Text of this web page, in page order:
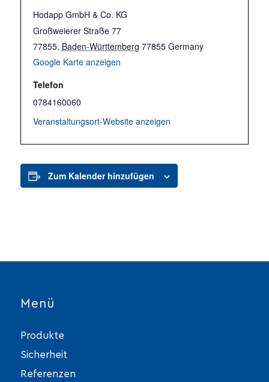
Hodapp GmbH & Co. KG
Großweierer Straße 77
77855, Baden-Württemberg 77855 Germany
Google Karte anzeigen
Telefon
0784160060
Veranstaltungsort-Website anzeigen
Zum Kalender hinzufügen
Menü
Produkte
Sicherheit
Referenzen